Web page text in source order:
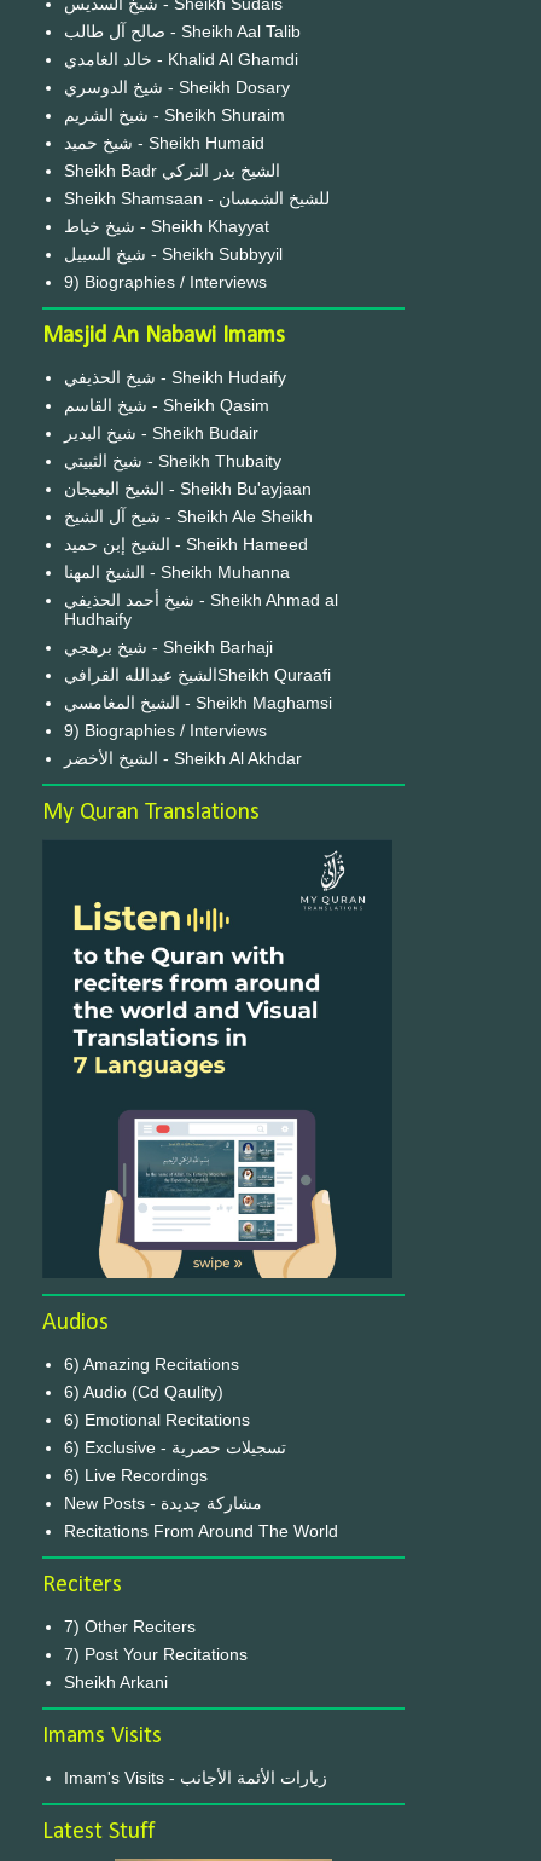
صالح آل طالب - Sheikh Aal Talib
خالد الغامدي - Khalid Al Ghamdi
شيخ الدوسري - Sheikh Dosary
شيخ الشريم - Sheikh Shuraim
شيخ حميد - Sheikh Humaid
Sheikh Badr الشيخ بدر التركي
Sheikh Shamsaan - للشيخ الشمسان
شيخ خياط - Sheikh Khayyat
شيخ السبيل - Sheikh Subbyyil
9) Biographies / Interviews
Masjid An Nabawi Imams
شيخ الحذيفي - Sheikh Hudaify
شيخ القاسم - Sheikh Qasim
شيخ البدير - Sheikh Budair
شيخ الثبيتي - Sheikh Thubaity
الشيخ البعيجان - Sheikh Bu'ayjaan
شيخ آل الشيخ - Sheikh Ale Sheikh
الشيخ إبن حميد - Sheikh Hameed
الشيخ المهنا - Sheikh Muhanna
شيخ أحمد الحذيفي - Sheikh Ahmad al
Hudhaify
شيخ برهجي - Sheikh Barhaji
الشيخ عبدالله القرافيSheikh Quraafi
الشيخ المغامسي - Sheikh Maghamsi
9) Biographies / Interviews
الشيخ الأخضر - Sheikh Al Akhdar
My Quran Translations
Audios
6) Amazing Recitations
6) Audio (Cd Qaulity)
6) Emotional Recitations
6) Exclusive - تسجيلات حصرية
6) Live Recordings
New Posts - مشاركة جديدة
Recitations From Around The World
Reciters
7) Other Reciters
7) Post Your Recitations
Sheikh Arkani
Imams Visits
Imam's Visits - زيارات الأئمة الأجانب
Latest Stuff